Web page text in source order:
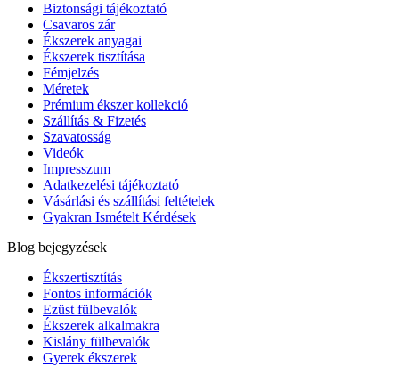
Biztonsági tájékoztató
Csavaros zár
Ékszerek anyagai
Ékszerek tisztítása
Fémjelzés
Méretek
Prémium ékszer kollekció
Szállítás & Fizetés
Szavatosság
Videók
Impresszum
Adatkezelési tájékoztató
Vásárlási és szállítási feltételek
Gyakran Ismételt Kérdések
Blog bejegyzések
Ékszertisztítás
Fontos információk
Ezüst fülbevalók
Ékszerek alkalmakra
Kislány fülbevalók
Gyerek ékszerek